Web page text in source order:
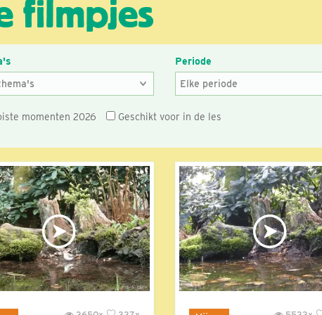
filmpjes
Periode
momenten 2026
Geschikt voor in de les